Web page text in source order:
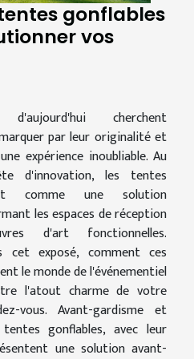
gonflables
vos
cherchent
par leur originalité et
expérience inoubliable. Au
d'innovation, les tentes
comme une solution
les espaces de réception
d'art fonctionnelles.
cet exposé, comment ces
le monde de l'événementiel
l'atout charme de votre
vous. Avant-gardisme et
gonflables, avec leur
une solution avant-